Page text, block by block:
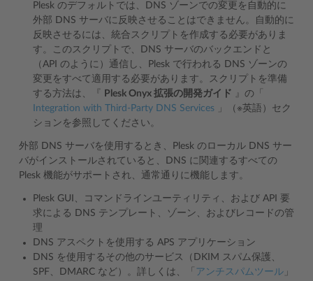
Plesk のデフォルトでは、DNS ゾーンでの変更を自動的に
外部 DNS サーバに反映させることはできません。自動的に
反映させるには、統合スクリプトを作成する必要がありま
す。このスクリプトで、DNS サーバのバックエンドと
（API のように）通信し、Plesk で行われる DNS ゾーンの
変更をすべて適用する必要があります。スクリプトを準備
する方法は、『
Plesk Onyx 拡張の開発ガイド
』の「
Integration with Third-Party DNS Services 」（※英語）セク
ションを参照してください。
外部 DNS サーバを使用するとき、Plesk のローカル DNS サー
バがインストールされていると、DNS に関連するすべての
Plesk 機能がサポートされ、通常通りに機能します。
Plesk GUI、コマンドラインユーティリティ、および API 要
求による DNS テンプレート、ゾーン、およびレコードの管
理
DNS アスペクトを使用する APS アプリケーション
DNS を使用するその他のサービス（DKIM スパム保護、
SPF、DMARC など）。詳しくは、「 アンチスパムツール 」